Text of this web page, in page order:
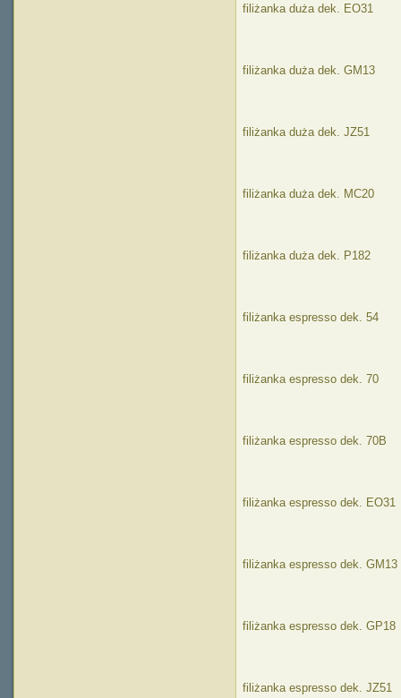
filiżanka duża dek. EO31
filiżanka duża dek. GM13
filiżanka duża dek. JZ51
filiżanka duża dek. MC20
filiżanka duża dek. P182
filiżanka espresso dek. 54
filiżanka espresso dek. 70
filiżanka espresso dek. 70B
filiżanka espresso dek. EO31
filiżanka espresso dek. GM13
filiżanka espresso dek. GP18
filiżanka espresso dek. JZ51